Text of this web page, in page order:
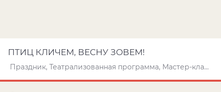
ПТИЦ КЛИЧЕМ, ВЕСНУ ЗОВЕМ!
Праздник, Театрализованная программа, Мастер-класс